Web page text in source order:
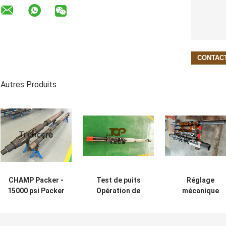
Autres Produits
CHAMP Packer -
15000 psi Packer
Test de puits
Opération de
Réglage
mécanique